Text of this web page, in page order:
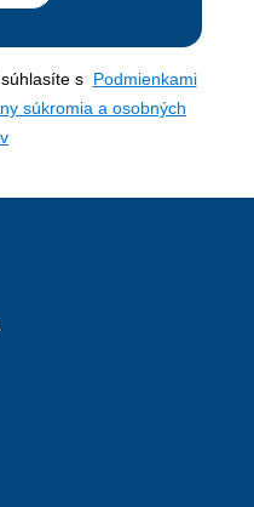
s Podmienkami
súkromia a osobných